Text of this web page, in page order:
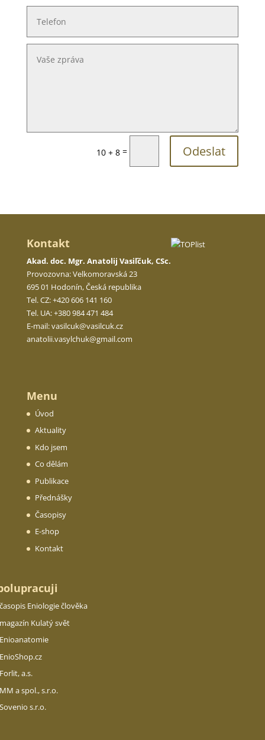
10 + 8 = Odeslat
Kontakt
Akad. doc. Mgr. Anatolij Vasiľčuk, CSc.
Provozovna: Velkomoravská 23
695 01 Hodonín, Česká republika
Tel. CZ: +420 606 141 160
Tel. UA: +380 984 471 484
E-mail:vasilcuk@vasilcuk.cz
anatolii.vasylchuk@gmail.com
Menu
Úvod
Aktuality
Kdo jsem
Co dělám
Publikace
Přednášky
Časopisy
E-shop
Kontakt
Eniologie člověka
Kulatý svět
a.s.
a spol., s.r.o.
s.r.o.